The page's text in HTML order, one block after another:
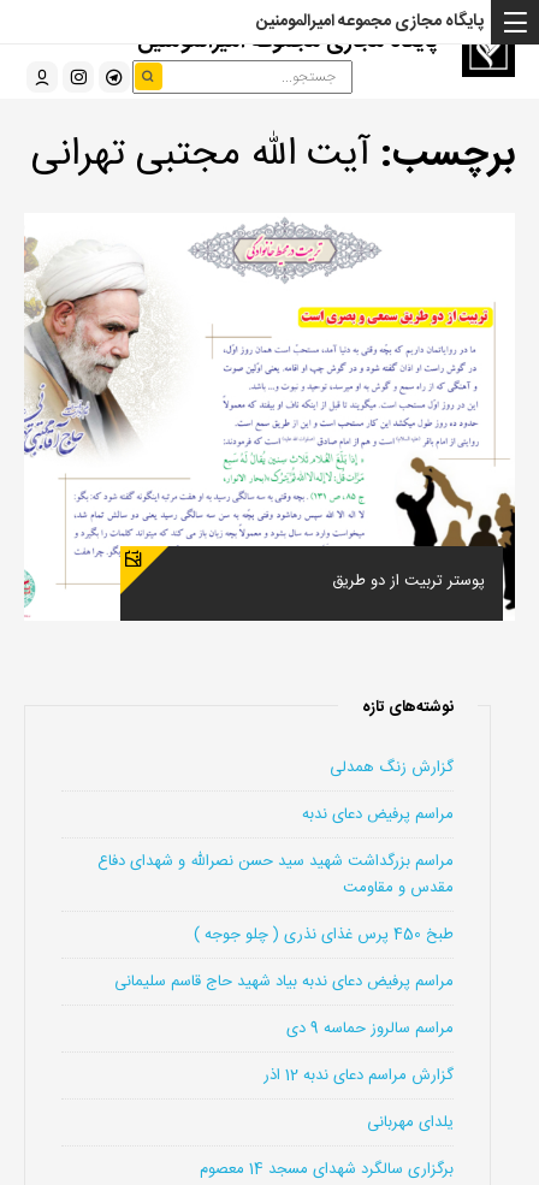
پایگاه مجازی مجموعه امیرالمومنین
پایگاه مجازی مجموعه امیرالمومنین
برچسب:آیت الله مجتبی تهرانی
پوستر تربیت از دو طریق
نوشته‌های تازه
گزارش زنگ همدلی
مراسم پرفیض دعای ندبه
مراسم بزرگداشت شهید سید حسن نصرالله و شهدای دفاع
مقدس و مقاومت
طبخ 450 پرس غذای نذری ( چلو جوجه )
مراسم پرفیض دعای ندبه بیاد شهید حاج قاسم سلیمانی
مراسم سالروز حماسه 9 دی
گزارش مراسم دعای ندبه 12 اذر
یلدای مهربانی
برگزاری سالگرد شهدای مسجد 14 معصوم